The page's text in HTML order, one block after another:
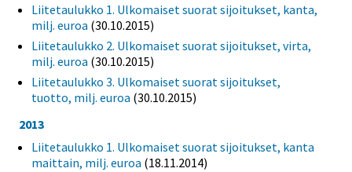
Liitetaulukko 1. Ulkomaiset suorat sijoitukset, kanta,
milj. euroa (30.10.2015)
Liitetaulukko 2. Ulkomaiset suorat sijoitukset, virta,
milj. euroa (30.10.2015)
Liitetaulukko 3. Ulkomaiset suorat sijoitukset,
tuotto, milj. euroa (30.10.2015)
2013
Liitetaulukko 1. Ulkomaiset suorat sijoitukset, kanta
maittain, milj. euroa (18.11.2014)